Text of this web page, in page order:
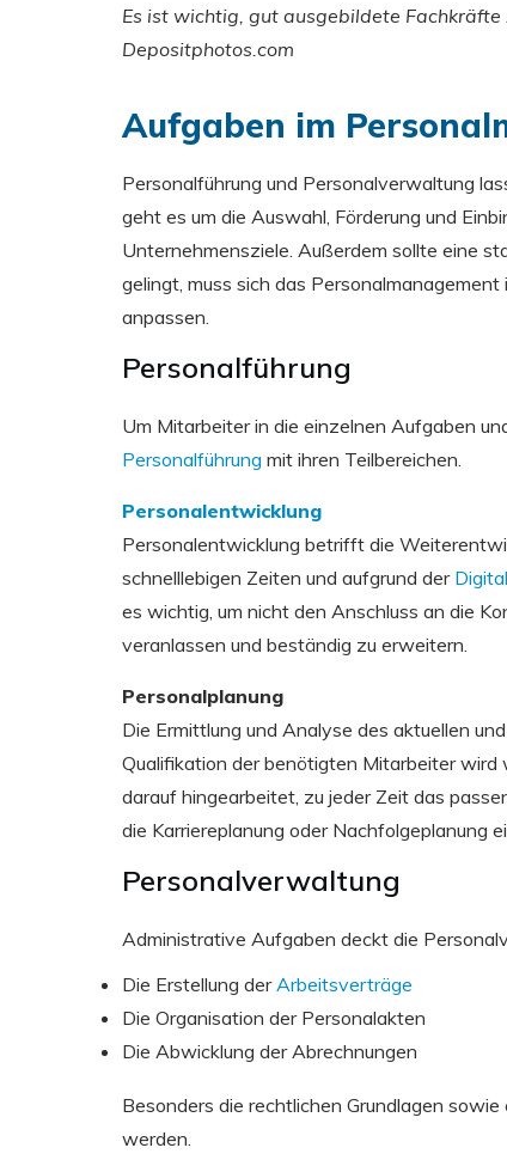
Es ist wichtig, gut ausgebildete
Depositphotos.com
Aufgaben im
Personalführung und Personalverwaltung
geht es um die Auswahl, Förderung und
Unternehmensziele. Außerdem sollte eine
gelingt, muss sich das
anpassen.
Personalführung
Um Mitarbeiter in die einzelnen Aufgaben
Personalführung mit ihren Teilbereichen.
Personalentwicklung
Personalentwicklung betrifft die
schnelllebigen Zeiten und aufgrund der
es wichtig, um nicht den Anschluss an die
veranlassen und beständig zu erweitern.
Personalplanung
Die Ermittlung und Analyse des aktuellen
Qualifikation der benötigten Mitarbeiter
darauf hingearbeitet, zu jeder Zeit das
die Karriereplanung oder Nachfolgeplanung
Personalverwaltung
Administrative Aufgaben deckt die
Die Erstellung derArbeitsverträge
Die Organisation der Personalakten
Die Abwicklung der Abrechnungen
Besonders die rechtlichen Grundlagen
werden.